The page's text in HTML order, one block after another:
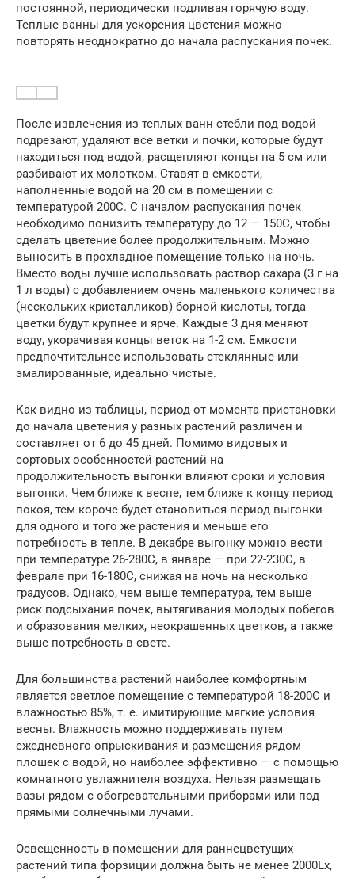
постоянной, периодически подливая горячую воду.
Теплые ванны для ускорения цветения можно
повторять неоднократно до начала распускания почек.
После извлечения из теплых ванн стебли под водой
подрезают, удаляют все ветки и почки, которые будут
находиться под водой, расщепляют концы на 5 см или
разбивают их молотком. Ставят в емкости,
наполненные водой на 20 см в помещении с
температурой 200С. С началом распускания почек
необходимо понизить температуру до 12 — 150С, чтобы
сделать цветение более продолжительным. Можно
выносить в прохладное помещение только на ночь.
Вместо воды лучше использовать раствор сахара (3 г на
1 л воды) с добавлением очень маленького количества
(нескольких кристалликов) борной кислоты, тогда
цветки будут крупнее и ярче. Каждые 3 дня меняют
воду, укорачивая концы веток на 1-2 см. Емкости
предпочтительнее использовать стеклянные или
эмалированные, идеально чистые.
Как видно из таблицы, период от момента пристановки
до начала цветения у разных растений различен и
составляет от 6 до 45 дней. Помимо видовых и
сортовых особенностей растений на
продолжительность выгонки влияют сроки и условия
выгонки. Чем ближе к весне, тем ближе к концу период
покоя, тем короче будет становиться период выгонки
для одного и того же растения и меньше его
потребность в тепле. В декабре выгонку можно вести
при температуре 26-280С, в январе — при 22-230С, в
феврале при 16-180С, снижая на ночь на несколько
градусов. Однако, чем выше температура, тем выше
риск подсыхания почек, вытягивания молодых побегов
и образования мелких, неокрашенных цветков, а также
выше потребность в свете.
Для большинства растений наиболее комфортным
является светлое помещение с температурой 18-200С и
влажностью 85%, т. е. имитирующие мягкие условия
весны. Влажность можно поддерживать путем
ежедневного опрыскивания и размещения рядом
плошек с водой, но наиболее эффективно — с помощью
комнатного увлажнителя воздуха. Нельзя размещать
вазы рядом с обогревательными приборами или под
прямыми солнечными лучами.
Освещенность в помещении для раннецветущих
растений типа форзиции должна быть не менее 2000Lx,